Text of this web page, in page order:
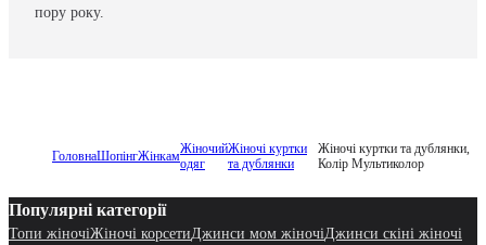
пору року.
ГоловнаШопінгЖінкамЖіночий
одяг
Жіночі куртки
та дублянки
Жіночі куртки та дублянки,
Колір Мультиколор
Популярні категорії
Топи жіночіЖіночі корсетиДжинси мом жіночіДжинси скіні жіночі